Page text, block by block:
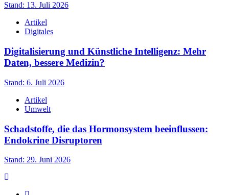
Stand: 13. Juli 2026
Artikel
Digitales
Digitalisierung und Künstliche Intelligenz: Mehr
Daten, bessere Medizin?
Stand: 6. Juli 2026
Artikel
Umwelt
Schadstoffe, die das Hormonsystem beeinflussen:
Endokrine Disruptoren
Stand: 29. Juni 2026